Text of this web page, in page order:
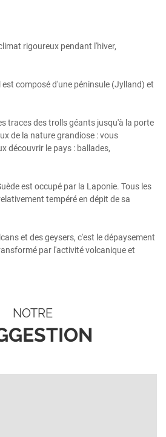
rigoureux pendant l'hiver,
composé d'une péninsule (Jylland) et
traces des trolls géants jusqu'à la porte
de la nature grandiose : vous
découvrir le pays : ballades,
est occupé par la Laponie. Tous les
tempéré en dépit de sa
et des geysers, c'est le dépaysement
par l'activité volcanique et
NOTRE